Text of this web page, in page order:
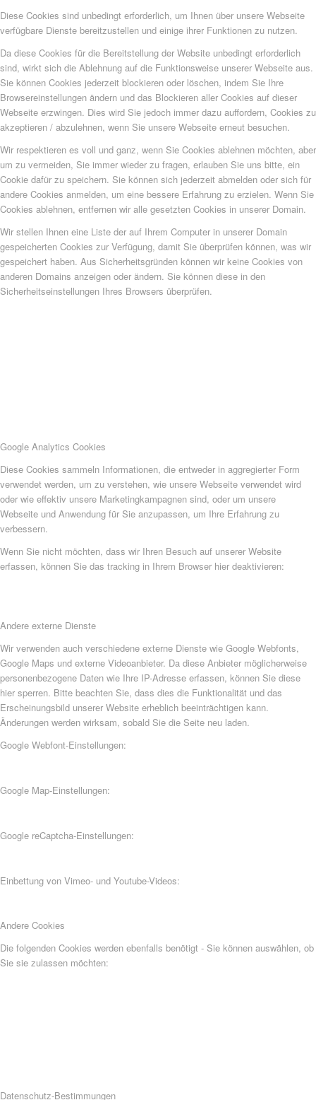
Diese Cookies sind unbedingt erforderlich, um Ihnen über unsere Webseite
verfügbare Dienste bereitzustellen und einige ihrer Funktionen zu nutzen.
Da diese Cookies für die Bereitstellung der Website unbedingt erforderlich
sind, wirkt sich die Ablehnung auf die Funktionsweise unserer Webseite aus.
Sie können Cookies jederzeit blockieren oder löschen, indem Sie Ihre
Browsereinstellungen ändern und das Blockieren aller Cookies auf dieser
Webseite erzwingen. Dies wird Sie jedoch immer dazu auffordern, Cookies zu
akzeptieren / abzulehnen, wenn Sie unsere Webseite erneut besuchen.
Wir respektieren es voll und ganz, wenn Sie Cookies ablehnen möchten, aber
um zu vermeiden, Sie immer wieder zu fragen, erlauben Sie uns bitte, ein
Cookie dafür zu speichern. Sie können sich jederzeit abmelden oder sich für
andere Cookies anmelden, um eine bessere Erfahrung zu erzielen. Wenn Sie
Cookies ablehnen, entfernen wir alle gesetzten Cookies in unserer Domain.
Wir stellen Ihnen eine Liste der auf Ihrem Computer in unserer Domain
gespeicherten Cookies zur Verfügung, damit Sie überprüfen können, was wir
gespeichert haben. Aus Sicherheitsgründen können wir keine Cookies von
anderen Domains anzeigen oder ändern. Sie können diese in den
Sicherheitseinstellungen Ihres Browsers überprüfen.
Google Analytics Cookies
Diese Cookies sammeln Informationen, die entweder in aggregierter Form
verwendet werden, um zu verstehen, wie unsere Webseite verwendet wird
oder wie effektiv unsere Marketingkampagnen sind, oder um unsere
Webseite und Anwendung für Sie anzupassen, um Ihre Erfahrung zu
verbessern.
Wenn Sie nicht möchten, dass wir Ihren Besuch auf unserer Website
erfassen, können Sie das tracking in Ihrem Browser hier deaktivieren:
Andere externe Dienste
Wir verwenden auch verschiedene externe Dienste wie Google Webfonts,
Google Maps und externe Videoanbieter. Da diese Anbieter möglicherweise
personenbezogene Daten wie Ihre IP-Adresse erfassen, können Sie diese
hier sperren. Bitte beachten Sie, dass dies die Funktionalität und das
Erscheinungsbild unserer Website erheblich beeinträchtigen kann.
Änderungen werden wirksam, sobald Sie die Seite neu laden.
Google Webfont-Einstellungen:
Google Map-Einstellungen:
Google reCaptcha-Einstellungen:
Einbettung von Vimeo- und Youtube-Videos:
Andere Cookies
Die folgenden Cookies werden ebenfalls benötigt - Sie können auswählen, ob
Sie sie zulassen möchten:
Datenschutz-Bestimmungen